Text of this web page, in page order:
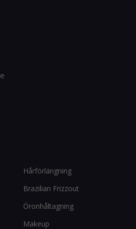
Hårförlängning
Brazilian Frizzout
Öronhåltagning
Makeup